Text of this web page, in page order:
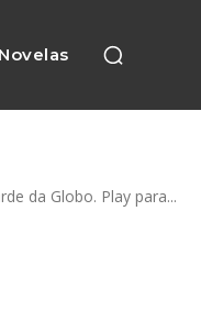
Novelas
da Globo. Play para...